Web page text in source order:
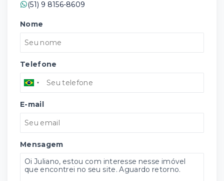
(51) 9 8156-8609
Nome
Telefone
E-mail
Mensagem